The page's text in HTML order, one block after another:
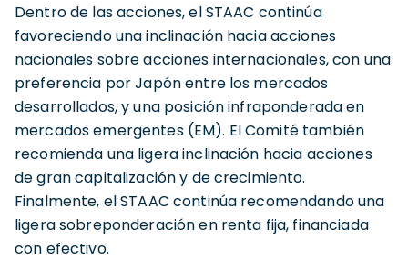
Dentro de las acciones, el STAAC continúa
favoreciendo una inclinación hacia acciones
nacionales sobre acciones internacionales, con una
preferencia por Japón entre los mercados
desarrollados, y una posición infraponderada en
mercados emergentes (EM). El Comité también
recomienda una ligera inclinación hacia acciones
de gran capitalización y de crecimiento.
Finalmente, el STAAC continúa recomendando una
ligera sobreponderación en renta fija, financiada
con efectivo.